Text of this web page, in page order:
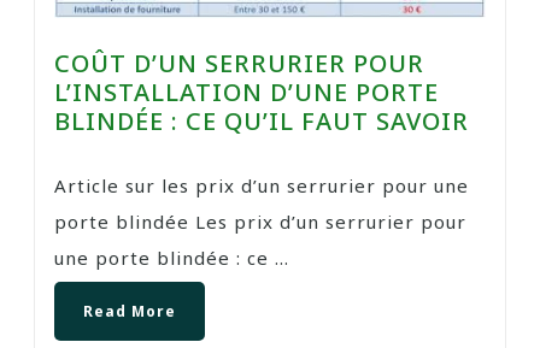
COÛT D’UN SERRURIER POUR
L’INSTALLATION D’UNE PORTE
BLINDÉE : CE QU’IL FAUT SAVOIR
Article sur les prix d’un serrurier pour une
porte blindée Les prix d’un serrurier pour
une porte blindée : ce ...
Read More